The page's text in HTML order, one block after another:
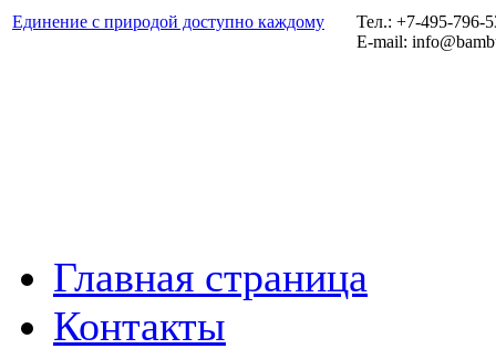
Единение с природой доступно каждому
Тел.: +7-495-796-
E-mail:
Главная страница
Контакты